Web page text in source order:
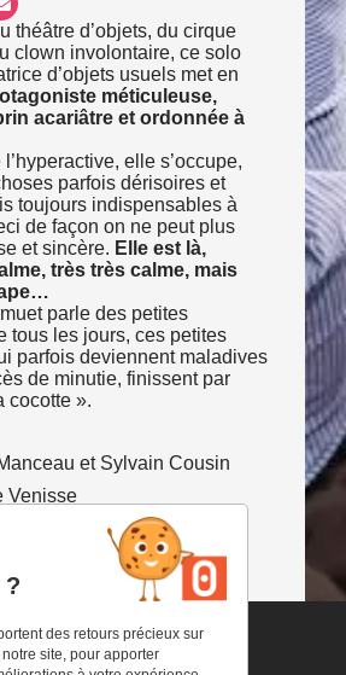
sur LinkedIn
sur WhatsApp
Partager par email
théâtre d’objets, du cirque
clown involontaire, ce solo
d’objets usuels met en
méticuleuse,
acariâtre et ordonnée à
elle s’occupe,
parfois dérisoires et
toujours indispensables à
de façon on ne peut plus
et sincère. Elle est là,
très très calme, mais
parle des petites
tous les jours, ces petites
parfois deviennent maladives
de minutie, finissent par
cocotte ».
et Sylvain Cousin
Venisse
>VUE
?
des retours précieux sur
site, pour apporter